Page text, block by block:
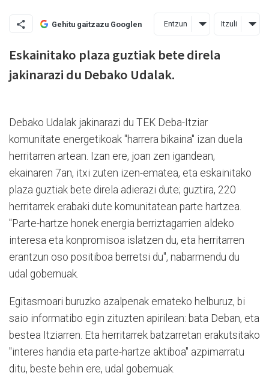
Gehitu gaitzazu Googlen Entzun Itzuli
Eskainitako plaza guztiak bete direla
jakinarazi du Debako Udalak.
Debako Udalak jakinarazi du TEK Deba-Itziar
komunitate energetikoak "harrera bikaina" izan duela
herritarren artean. Izan ere, joan zen igandean,
ekainaren 7an, itxi zuten izen-ematea, eta eskainitako
plaza guztiak bete direla adierazi dute; guztira, 220
herritarrek erabaki dute komunitatean parte hartzea.
"Parte-hartze honek energia berriztagarrien aldeko
interesa eta konpromisoa islatzen du, eta herritarren
erantzun oso positiboa berretsi du", nabarmendu du
udal gobernuak.
Egitasmoari buruzko azalpenak emateko helburuz, bi
saio informatibo egin zituzten apirilean: bata Deban, eta
bestea Itziarren. Eta herritarrek batzarretan erakutsitako
"interes handia eta parte-hartze aktiboa" azpimarratu
ditu, beste behin ere, udal gobernuak.